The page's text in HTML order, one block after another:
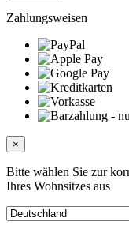
Zahlungsweisen
×
Bitte wählen Sie zur
Ihres Wohnsitzes aus